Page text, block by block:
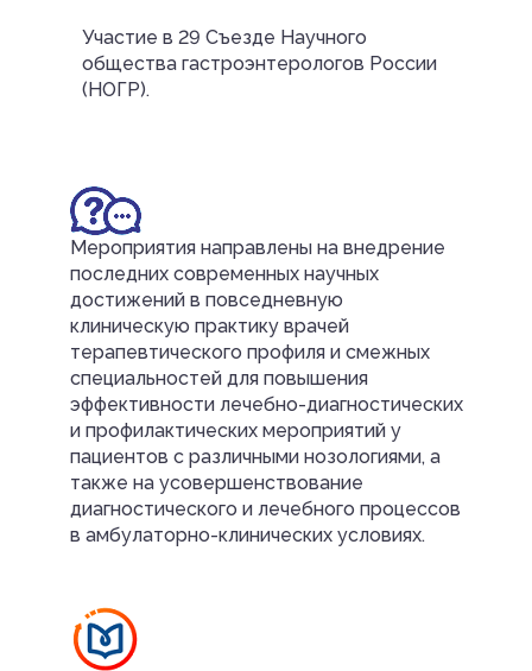
Участие в 29 Съезде Научного
общества гастроэнтерологов России
(НОГР).
Мероприятия направлены на внедрение
последних современных научных
достижений в повседневную
клиническую практику врачей
терапевтического профиля и смежных
специальностей для повышения
эффективности лечебно-диагностических
и профилактических мероприятий у
пациентов с различными нозологиями, а
также на усовершенствование
диагностического и лечебного процессов
в амбулаторно-клинических условиях.